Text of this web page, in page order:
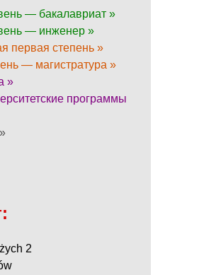
— бакалавриат »
— инженер »
первая степень »
— магистратура »
»
программы
2